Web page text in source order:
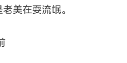
美在耍流氓。